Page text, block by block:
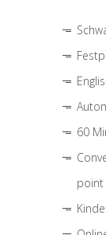
60
point